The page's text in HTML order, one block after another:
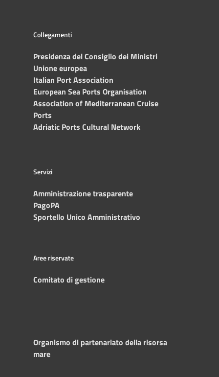
Collegamenti
Presidenza del Consiglio dei Ministri
Unione europea
Italian Port Association
European Sea Ports Organisation
Association of Mediterranean Cruise
Ports
Adriatic Ports Cultural Network
Servizi
Amministrazione trasparente
PagoPA
Sportello Unico Amministrativo
Aree riservate
Comitato di gestione
Organismo di partenariato della risorsa
mare